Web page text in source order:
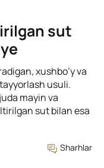
sut
xushbo’y va
usuli.
mayin va
sut bilan esa
Sharhlar